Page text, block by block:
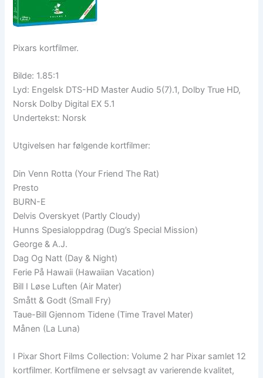
Pixars kortfilmer.
Bilde: 1.85:1
Lyd: Engelsk DTS-HD Master Audio 5(7).1, Dolby True HD,
Norsk Dolby Digital EX 5.1
Undertekst: Norsk
Utgivelsen har følgende kortfilmer:
Din Venn Rotta (Your Friend The Rat)
Presto
BURN-E
Delvis Overskyet (Partly Cloudy)
Hunns Spesialoppdrag (Dug’s Special Mission)
George & A.J.
Dag Og Natt (Day & Night)
Ferie På Hawaii (Hawaiian Vacation)
Bill I Løse Luften (Air Mater)
Smått & Godt (Small Fry)
Taue-Bill Gjennom Tidene (Time Travel Mater)
Månen (La Luna)
I Pixar Short Films Collection: Volume 2 har Pixar samlet 12
kortfilmer. Kortfilmene er selvsagt av varierende kvalitet,